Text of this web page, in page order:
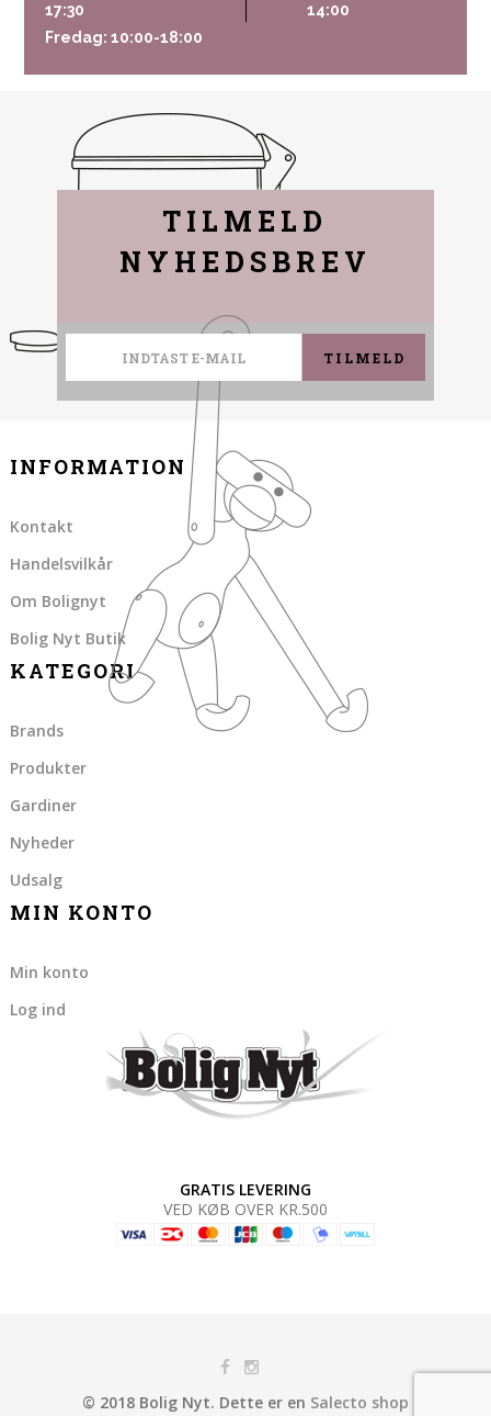
17:30
Fredag: 10:00-18:00
14:00
TILMELD
NYHEDSBREV
TILMELD
INFORMATION
Kontakt
Handelsvilkår
Om Bolignyt
Bolig Nyt Butik
KATEGORI
Brands
Produkter
Gardiner
Nyheder
Udsalg
MIN KONTO
Min konto
Log ind
GRATIS LEVERING
VED KØB OVER KR.500
© 2018 Bolig Nyt. Dette er en Salecto shop